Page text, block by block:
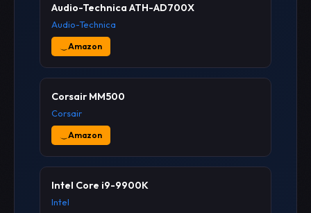
Audio-Technica ATH-AD700X
Audio-Technica
Amazon
Corsair MM500
Corsair
Amazon
Intel Core i9-9900K
Intel